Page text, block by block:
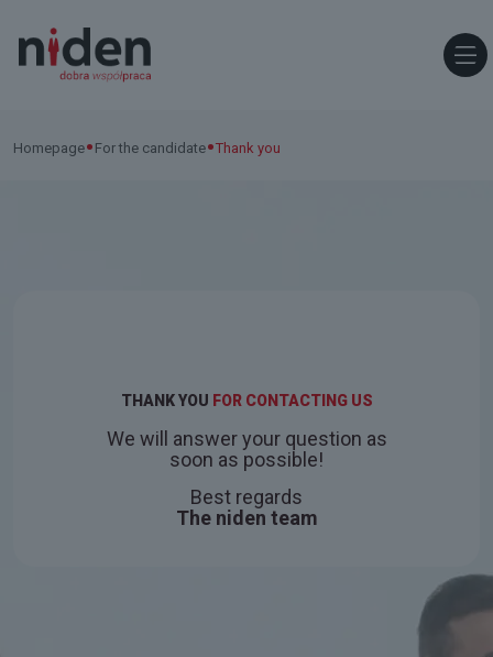
Homepage• For the candidate•Thank you
THANK YOU FOR CONTACTING US
We will answer your question as
soon as possible!
Best regards
The niden team